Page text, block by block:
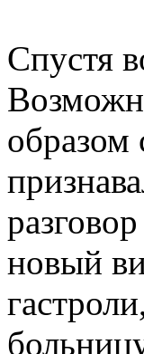
Спустя
образом
новый